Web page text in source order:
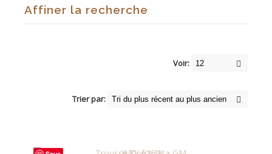
Affiner la recherche
Voir:
Trier par: